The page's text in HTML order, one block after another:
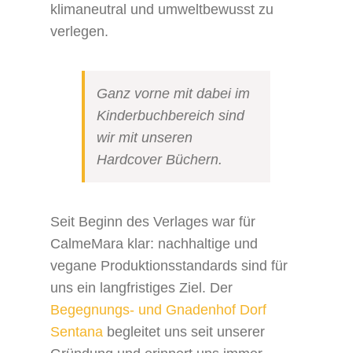
klimaneutral und umweltbewusst zu
verlegen.
Ganz vorne mit dabei im
Kinderbuchbereich sind
wir mit unseren
Hardcover Büchern.
Seit Beginn des Verlages war für
CalmeMara klar: nachhaltige und
vegane Produktionsstandards sind für
uns ein langfristiges Ziel. Der
Begegnungs- und Gnadenhof Dorf
Sentana begleitet uns seit unserer